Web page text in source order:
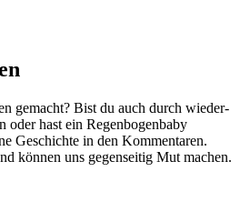
gemacht? Bist du auch durch wie­der­
oder hast ein Regen­bo­gen­ba­by
Geschich­te in den Kom­men­ta­ren.
kön­nen uns gegen­sei­tig Mut machen.